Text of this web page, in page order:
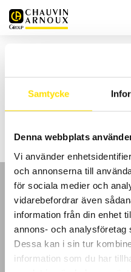
Samtycke
Denna webbplats
Vi använder
och annonserna till
för sociala medier och
vidarebefordrar även
information från din enhet
annons- och analysföretag
Dessa kan i sin tur
information som du har
Aktuellt